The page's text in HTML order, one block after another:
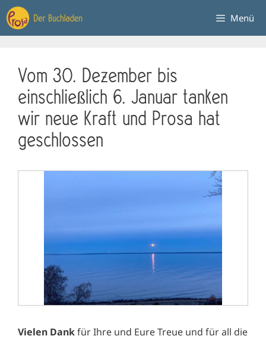
Zum
Inhalt
springen
Menü
Vom 30. Dezember bis
einschließlich 6. Januar tanken
wir neue Kraft und Prosa hat
geschlossen
Vielen Dankfür Ihre und Eure Treue und für all die